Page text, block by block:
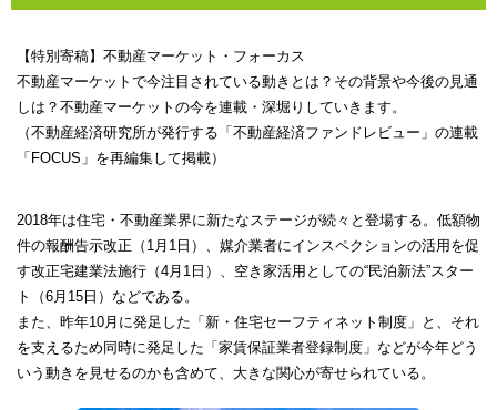
【特別寄稿】不動産マーケット・フォーカス
不動産マーケットで今注目されている動きとは？その背景や今後の見通
しは？不動産マーケットの今を連載・深堀りしていきます。
（不動産経済研究所が発行する「不動産経済ファンドレビュー」の連載
「FOCUS」を再編集して掲載）
2018年は住宅・不動産業界に新たなステージが続々と登場する。低額物
件の報酬告示改正（1月1日）、媒介業者にインスペクションの活用を促
す改正宅建業法施行（4月1日）、空き家活用としての“民泊新法”スター
ト（6月15日）などである。
また、昨年10月に発足した「新・住宅セーフティネット制度」と、それ
を支えるため同時に発足した「家賃保証業者登録制度」などが今年どう
いう動きを見せるのかも含めて、大きな関心が寄せられている。